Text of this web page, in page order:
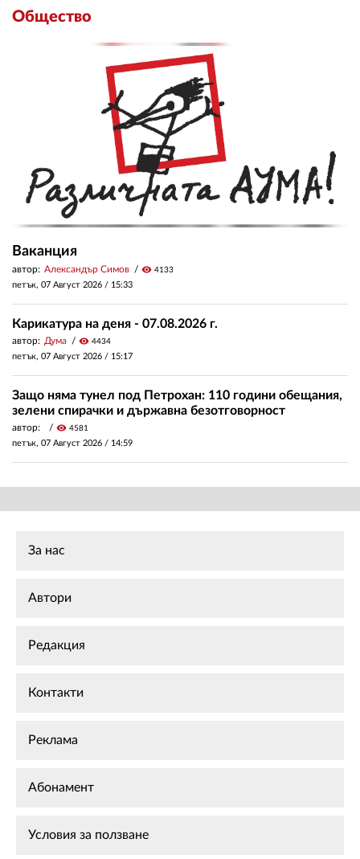
Общество
Ваканция
автор: Александър Симов visibility 4133
петък, 07 Август 2026 / 15:33
Карикатура на деня - 07.08.2026 г.
автор: Дума visibility 4434
петък, 07 Август 2026 / 15:17
Защо няма тунел под Петрохан: 110 години обещания,
зелени спирачки и държавна безотговорност
автор: visibility 4581
петък, 07 Август 2026 / 14:59
За нас
Автори
Редакция
Контакти
Реклама
Абонамент
Условия за ползване